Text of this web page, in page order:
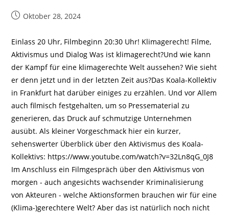
BeitragOktober 28, 2024
Einlass 20 Uhr, Filmbeginn 20:30 Uhr! Klimagerecht! Filme,
Aktivismus und Dialog Was ist klimagerecht?Und wie kann
der Kampf für eine klimagerechte Welt aussehen? Wie sieht
er denn jetzt und in der letzten Zeit aus?Das Koala-Kollektiv
in Frankfurt hat darüber einiges zu erzählen. Und vor Allem
auch filmisch festgehalten, um so Pressematerial zu
generieren, das Druck auf schmutzige Unternehmen
ausübt. Als kleiner Vorgeschmack hier ein kurzer,
sehenswerter Überblick über den Aktivismus des Koala-
Kollektivs: https://www.youtube.com/watch?v=32Ln8qG_0J8
Im Anschluss ein Filmgespräch über den Aktivismus von
morgen - auch angesichts wachsender Kriminalisierung
von Akteuren - welche Aktionsformen brauchen wir für eine
(Klima-)gerechtere Welt? Aber das ist natürlich noch nicht